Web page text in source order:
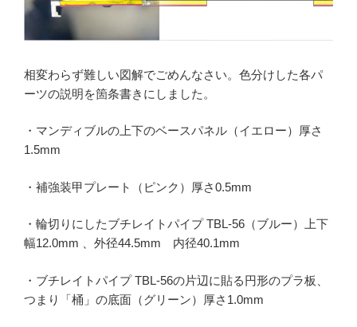
相変わらず難しい図解でごめんなさい。色分けした各パ
ーツの説明を箇条書きにしました。
・マンディブルの上下のベースパネル（イエロー）厚さ
1.5mm
・補強装甲プレート（ピンク）厚さ0.5mm
・輪切りにしたブチレイトパイプ TBL-56（ブルー）上下
幅12.0mm 、外径44.5mm 内径40.1mm
・ブチレイトパイプ TBL-56の片辺に貼る円形のプラ板、
つまり「桶」の底面（グリーン）厚さ1.0mm